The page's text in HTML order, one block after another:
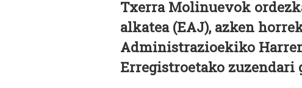
Txerra Molinuevok
alkatea (EAJ), azken
Administrazioekiko
Erregistroetako zuzendari